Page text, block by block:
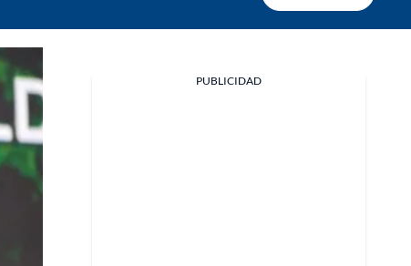
PUBLICIDAD